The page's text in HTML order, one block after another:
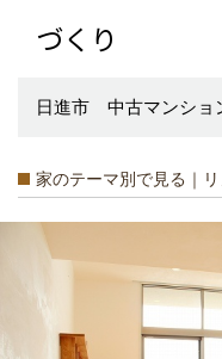
づくり
日進市 中古マンショ
家のテーマ別で見る｜